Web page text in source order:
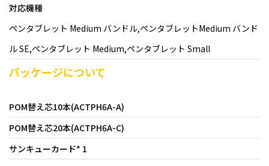
対応機種
ペンタブレット Medium バンドル,ペンタブレットMedium バンド
ル SE,ペンタブレット Medium,ペンタブレット Small
パッケージについて
POM替え芯10本(ACTPH6A-A)
POM替え芯20本(ACTPH6A-C)
サンキューカード* 1